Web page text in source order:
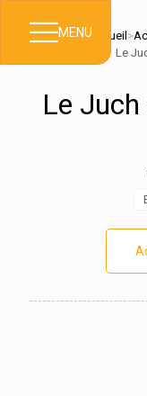
MENUAccueil >
Le
Le Juch